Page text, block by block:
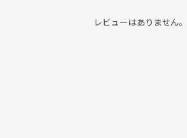
レビューはありません。